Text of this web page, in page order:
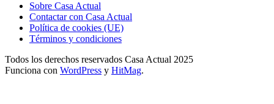
Sobre Casa Actual
Contactar con Casa Actual
Política de cookies (UE)
Términos y condiciones
Todos los derechos reservados Casa Actual 2025
Funciona con WordPress y HitMag.